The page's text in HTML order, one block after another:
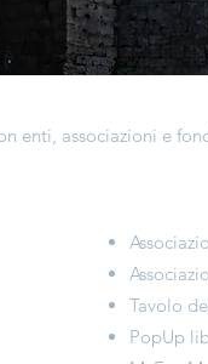
enti, associazioni e
Tavolo
PopUp